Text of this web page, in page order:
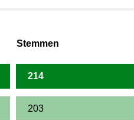
Stemmen
214
203